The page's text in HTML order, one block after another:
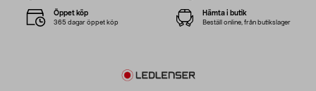
Öppet köp
365 dagar öppet köp
Hämta i butik
Beställ online, från butikslager